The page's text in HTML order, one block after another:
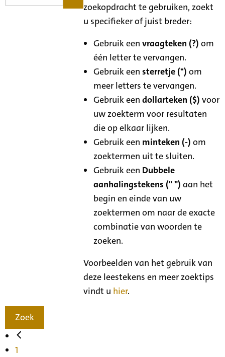
zoekopdracht te gebruiken, zoekt
u specifieker of juist breder:
Gebruik eenvraagteken (?) om
één letter te vervangen.
Gebruik eensterretje (*) om
meer letters te vervangen.
Gebruik eendollarteken ($) voor
uw zoekterm voor resultaten
die op elkaar lijken.
Gebruik een minteken (-) om
zoektermen uit te sluiten.
Gebruik een Dubbele
aanhalingstekens (" ") aan het
begin en einde van uw
zoektermen om naar de exacte
combinatie van woorden te
zoeken.
Voorbeelden van het gebruik van
deze leestekens en meer zoektips
vindt u hier.
Zoek
1